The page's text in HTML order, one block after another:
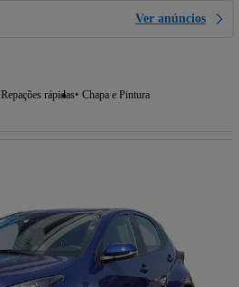
Ver anúncios
Repações rápidas Chapa e Pintura